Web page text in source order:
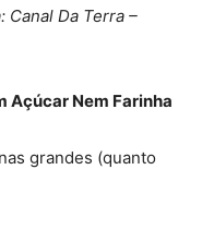
Da Terra –
Açúcar Nem Farinha
grandes (quanto